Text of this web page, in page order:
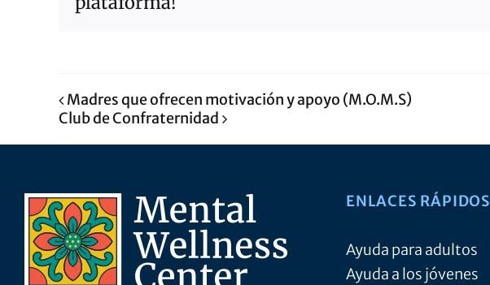
Madres que ofrecen motivación y apoyo (M.O.M.S)
Club de Confraternidad
ENLACES RÁPIDOS
Ayuda para adultos
Ayuda a los jóvenes